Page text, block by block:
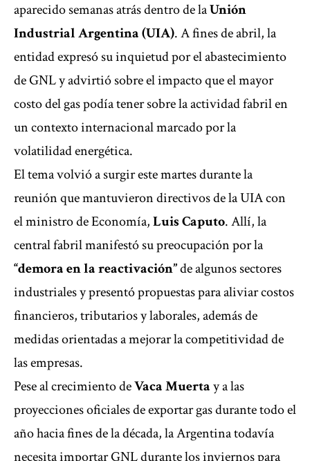
aparecido semanas atrás dentro de laUnión
Industrial Argentina (UIA).A fines de abril, la
entidad expresó su inquietud por el abastecimiento
de GNL y advirtió sobre el impacto que el mayor
costo del gas podía tener sobre la actividad fabril en
un contexto internacional marcado por la
volatilidad energética.
El tema volvió a surgir este martes durante la
reunión que mantuvieron directivos de la UIA con
el ministro de Economía,Luis Caputo. Allí, la
central fabril manifestósu preocupación por la
“demora en la reactivación”de algunos sectores
industriales y presentó propuestas para aliviar costos
financieros, tributarios y laborales, además de
medidas orientadas a mejorar la competitividad de
las empresas.
Pese al crecimiento deVaca Muertay a las
proyecciones oficiales de exportar gas durante todo el
año hacia fines de la década, la Argentina todavía
necesita importar GNL durante los inviernos para